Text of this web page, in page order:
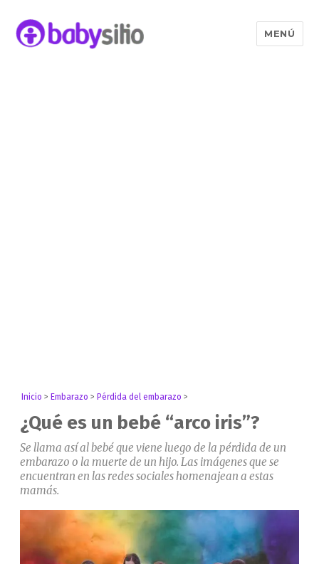
MENÚ
Inicio > Embarazo > Pérdida del embarazo >
¿Qué es un bebé “arco iris”?
Se llama así al bebé que viene luego de la pérdida de un
embarazo o la muerte de un hijo. Las imágenes que se
encuentran en las redes sociales homenajean a estas
mamás.